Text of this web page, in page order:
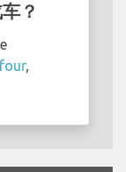
？
,